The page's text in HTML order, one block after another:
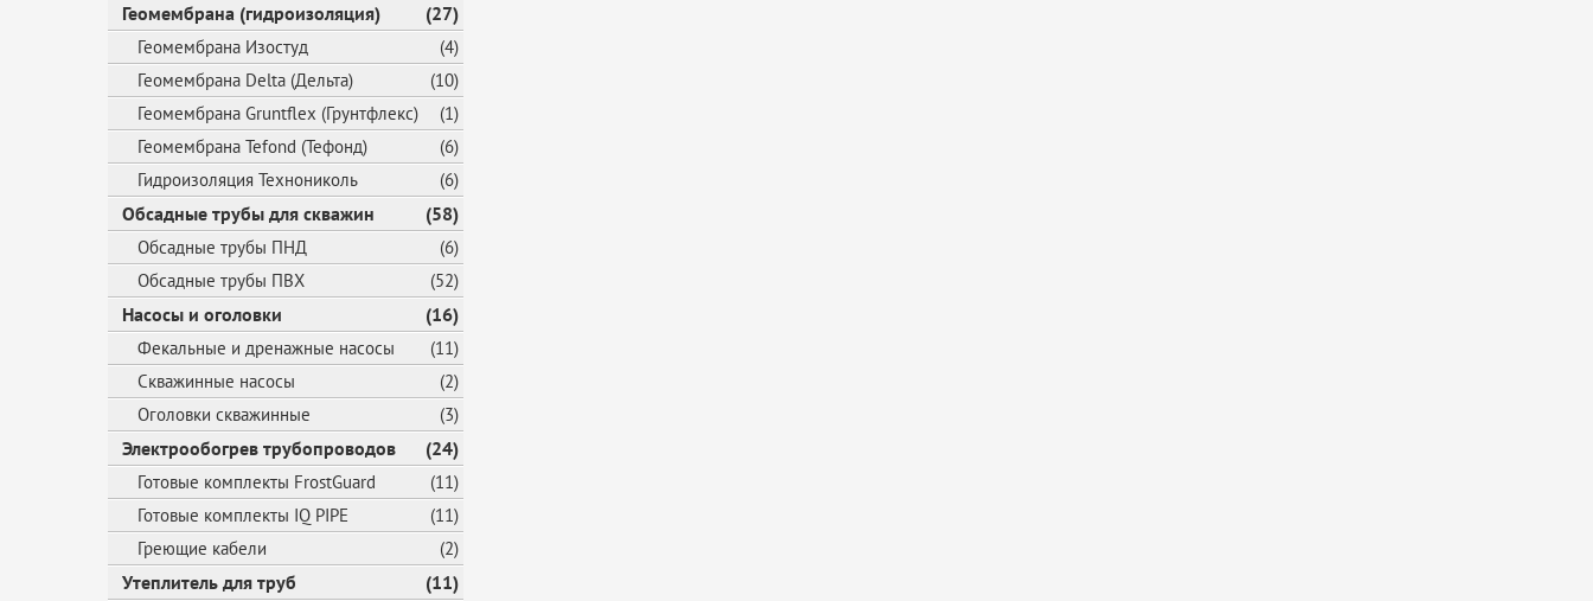
Геомембрана (гидроизоляция) (27)
Геомембрана Изостуд
(4)
Геомембрана Delta (Дельта)
(10)
Геомембрана Gruntflex (Грунтфлекс)
(1)
Геомембрана Tefond (Тефонд)
(6)
Гидроизоляция Технониколь
(6)
Обсадные трубы для скважин (58)
Обсадные трубы ПНД
(6)
Обсадные трубы ПВХ
(52)
Насосы и оголовки (16)
Фекальные и дренажные насосы
(11)
Скважинные насосы
(2)
Оголовки скважинные
(3)
Электрообогрев трубопроводов (24)
Готовые комплекты FrostGuard
(11)
Готовые комплекты IQ PIPE
(11)
Греющие кабели
(2)
Утеплитель для труб (11)